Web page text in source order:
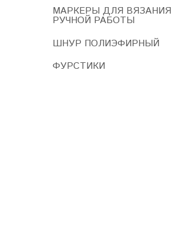
МАРКЕРЫ ДЛЯ ВЯЗАНИЯ
РУЧНОЙ РАБОТЫ
ШНУР ПОЛИЭФИРНЫЙ
ФУРСТИКИ